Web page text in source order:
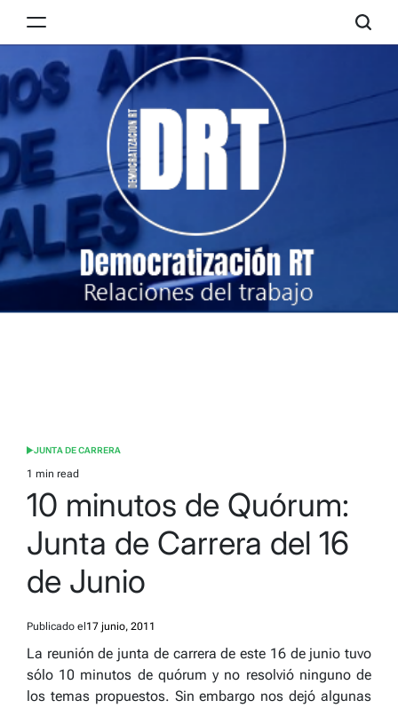
RT
POSTED
IN
JUNTA DE CARRERA
Estimated
read
time
1 min read
10 minutos de Quórum:
Junta de Carrera del 16
de Junio
Publicado el 17 junio, 2011
La reunión de junta de carrera de este 16 de junio tuvo
sólo 10 minutos de quórum y no resolvió ninguno de
los temas propuestos. Sin embargo nos dejó algunas